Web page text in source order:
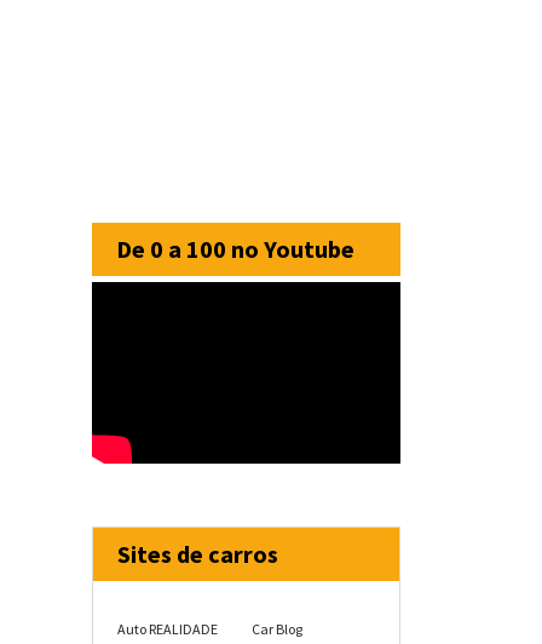
De 0 a 100 no Youtube
Sites de carros
Auto REALIDADE
Car Blog